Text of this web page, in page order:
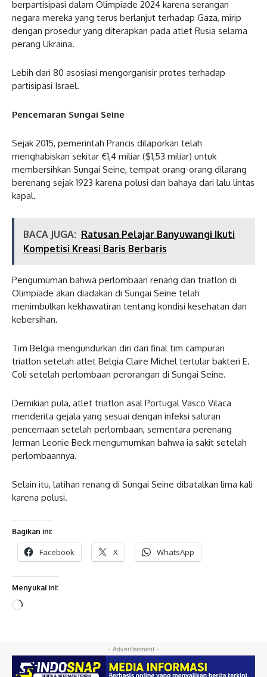
berpartisipasi dalam Olimpiade 2024 karena serangan
negara mereka yang terus berlanjut terhadap Gaza, mirip
dengan prosedur yang diterapkan pada atlet Rusia selama
perang Ukraina.
Lebih dari 80 asosiasi mengorganisir protes terhadap
partisipasi Israel.
Pencemaran Sungai Seine
Sejak 2015, pemerintah Prancis dilaporkan telah
menghabiskan sekitar €1,4 miliar ($1,53 miliar) untuk
membersihkan Sungai Seine, tempat orang-orang dilarang
berenang sejak 1923 karena polusi dan bahaya dari lalu lintas
kapal.
BACA JUGA: Ratusan Pelajar Banyuwangi Ikuti
Kompetisi Kreasi Baris Berbaris
Pengumuman bahwa perlombaan renang dan triatlon di
Olimpiade akan diadakan di Sungai Seine telah
menimbulkan kekhawatiran tentang kondisi kesehatan dan
kebersihan.
Tim Belgia mengundurkan diri dari final tim campuran
triatlon setelah atlet Belgia Claire Michel tertular bakteri E.
Coli setelah perlombaan perorangan di Sungai Seine.
Demikian pula, atlet triatlon asal Portugal Vasco Vilaca
menderita gejala yang sesuai dengan infeksi saluran
pencernaan setelah perlombaan, sementara perenang
Jerman Leonie Beck mengumumkan bahwa ia sakit setelah
perlombaannya.
Selain itu, latihan renang di Sungai Seine dibatalkan lima kali
karena polusi.
Bagikan ini:
Facebook X WhatsApp
Menyukai ini:
M
a
t
- Advertisement -